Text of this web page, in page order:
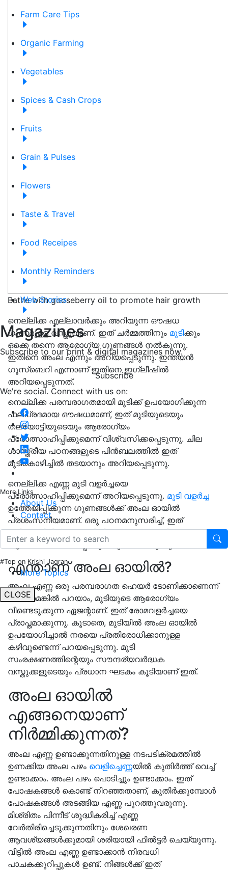
Farm Care Tips
Organic Farming
Vegetables
Spices & Cash Crops
Fruits
Grain & Pulses
Flowers
Taste & Travel
Food Receipes
Monthly Reminders
Web Stories
Magazines
Subscribe to our print & digital magazines now.
Subscribe
We're social. Connect with us on:
More Links
About Us
Contact
#Top on Krishi Jagran
More Topics
CLOSE
Bathe with gooseberry oil to promote hair growth
നെല്ലിക്ക എല്ലാവർക്കും അറിയുന്ന ഔഷധ
ഗുണമുള്ള വസ്തുവാണ്. ഇത് ചർമ്മത്തിനും മുടിക്കും
ഒക്കെ തന്നെ ആരോഗ്യ ഗുണങ്ങൾ നൽകുന്നു.
ഇതിനെ അംല എന്നും അറിയപ്പെടുന്നു. ഇന്ത്യൻ
ഗൂസ്ബെറി എന്നാണ് ഇതിനെ ഇഗ്ലീഷിൽ
അറിയപ്പെടുന്നത്.
നെല്ലിക്ക പരമ്പരാഗതമായി മുടിക്ക് ഉപയോഗിക്കുന്ന
ഫലപ്രദമായ ഔഷധമാണ്, ഇത് മുടിയുടെയും
തലയോട്ടിയുടെയും ആരോഗ്യം
പ്രോത്സാഹിപ്പിക്കുമെന്ന് വിശ്വസിക്കപ്പെടുന്നു. ചില
ശാസ്ത്രീയ പഠനങ്ങളുടെ പിൻബലത്തിൽ ഇത്
മുടികൊഴിച്ചിൽ തടയാനും അറിയപ്പെടുന്നു.
നെല്ലിക്ക എണ്ണ മുടി വളർച്ചയെ
പ്രോത്സാഹിപ്പിക്കുമെന്ന് അറിയപ്പെടുന്നു. മുടി വളർച്ച
ഉത്തേജിപ്പിക്കുന്ന ഗുണങ്ങൾക്ക് അംല ഓയിൽ
പ്രശംസനീയമാണ്. ഒരു പഠനമനുസരിച്ച്, ഇത്
മുടികൊഴിച്ചിൽ മന്ദഗതിയിലാക്കുകയും മുടിയുടെ
ആരോഗ്യം വർദ്ധിപ്പിക്കുകയും ചെയ്യുന്നു.
എന്താണ് അംല ഓയിൽ?
അംല എണ്ണ ഒരു പരമ്പരാഗത ഹെയർ ടോണിക്കാണെന്ന്
വേണമെങ്കിൽ പറയാം, മുടിയുടെ ആരോഗ്യം
വീണ്ടെടുക്കുന്ന ഏജന്റാണ്. ഇത് രോമവളർച്ചയെ
പ്രാപ്തമാക്കുന്നു. കൂടാതെ, മുടിയിൽ അംല ഓയിൽ
ഉപയോഗിച്ചാൽ നരയെ പ്രതിരോധിക്കാനുള്ള
കഴിവുണ്ടെന്ന് പറയപ്പെടുന്നു. മുടി
സംരക്ഷണത്തിന്റെയും സൗന്ദര്യവർദ്ധക
വസ്തുക്കളുടെയും പ്രധാന ഘടകം കൂടിയാണ് ഇത്.
അംല ഓയിൽ
എങ്ങനെയാണ്
നിർമ്മിക്കുന്നത്?
അംല എണ്ണ ഉണ്ടാക്കുന്നതിനുള്ള നടപടിക്രമത്തിൽ
ഉണക്കിയ അംല പഴം വെളിച്ചെണ്ണയിൽ കുതിർത്ത് വെച്ച്
ഉണ്ടാക്കാം. അംല പഴം പൊടിച്ചും ഉണ്ടാക്കാം. ഇത്
പോഷകങ്ങൾ കൊണ്ട് നിറഞ്ഞതാണ്, കുതിർക്കുമ്പോൾ
പോഷകങ്ങൾ അടങ്ങിയ എണ്ണ പുറത്തുവരുന്നു.
മിശ്രിതം പിന്നീട് ശുദ്ധീകരിച്ച് എണ്ണ
വേർതിരിച്ചെടുക്കുന്നതിനും ശേഖരണ
ആവശ്യങ്ങൾക്കുമായി ശരിയായി ഫിൽട്ടർ ചെയ്യുന്നു.
വീട്ടിൽ അംല എണ്ണ ഉണ്ടാക്കാൻ നിരവധി
പാചകക്കുറിപ്പുകൾ ഉണ്ട്. നിങ്ങൾക്ക് ഇത്